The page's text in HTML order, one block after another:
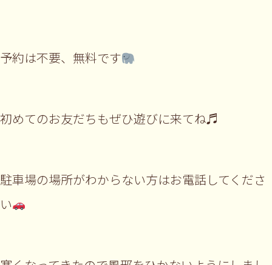
予約は不要、無料です
初めてのお友だちもぜひ遊びに来てね♬
駐車場の場所がわからない方はお電話してくださ
い